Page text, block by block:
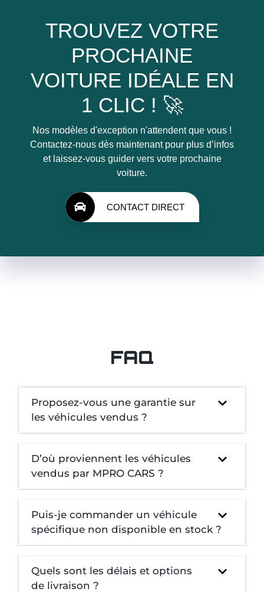
TROUVEZ VOTRE
PROCHAINE
VOITURE IDÉALE EN
1 CLIC ! 🚀
Nos modèles d'exception n'attendent que vous !
Contactez-nous dès maintenant pour plus d’infos
et laissez-vous guider vers votre prochaine
voiture.
CONTACT DIRECT
FAQ
Proposez-vous une garantie sur
les véhicules vendus ?
D’où proviennent les véhicules
vendus par MPRO CARS ?
Puis-je commander un véhicule
spécifique non disponible en stock ?
Quels sont les délais et options
de livraison ?